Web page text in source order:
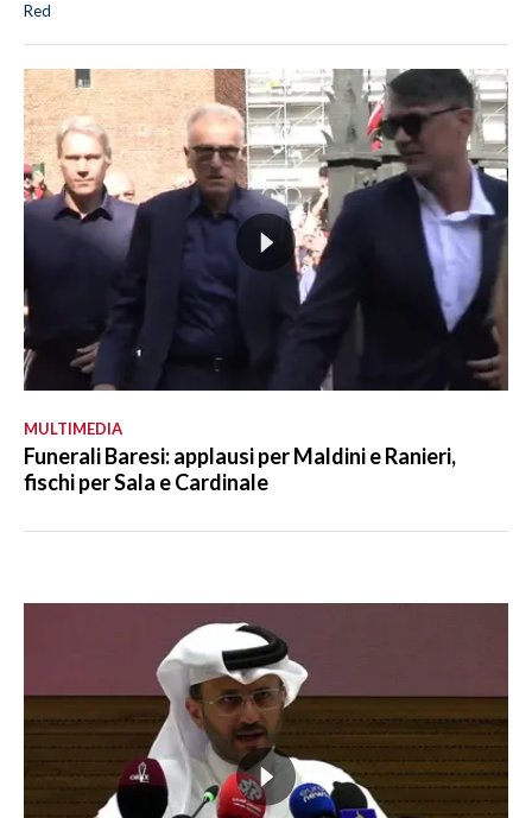
Red
MULTIMEDIA
Funerali Baresi: applausi per Maldini e Ranieri,
fischi per Sala e Cardinale